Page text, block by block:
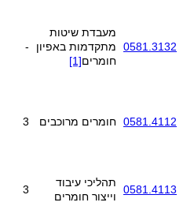
0581.3132
מעבדת שיטות
מתקדמות באפיון
חומרים[1]
-
0581.4112 חומרים מרוכבים 3
0581.4113
תהליכי עיבוד
וייצור חומרים
3